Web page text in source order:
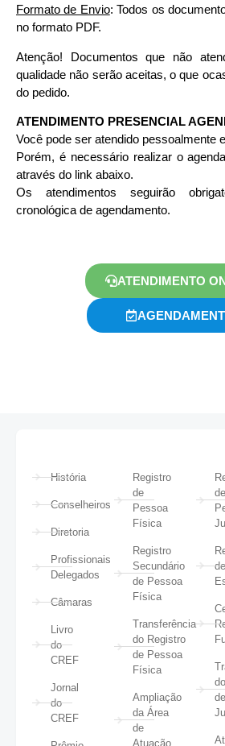
Formato de Envio: Todos os
no formato PDF.
Atenção! Documentos que não
qualidade não serão aceitas, o que
do pedido.
ATENDIMENTO PRESENCIAL
Você pode ser atendido pessoalmente
Porém, é necessário realizar o
através do link abaixo.
Os atendimentos seguirão
cronológica de agendamento.
ATENDIMENTO
História
Conselheiros
Diretoria
Profissionais
Delegados
Câmaras
Livro
do
CREF
Jornal
do
CREF
Registro
de
Pessoa
Física
Registro
Secundário
de Pessoa
Física
Transferência
do Registro
de Pessoa
Física
Ampliação
da Área
de
Atuação
de
de